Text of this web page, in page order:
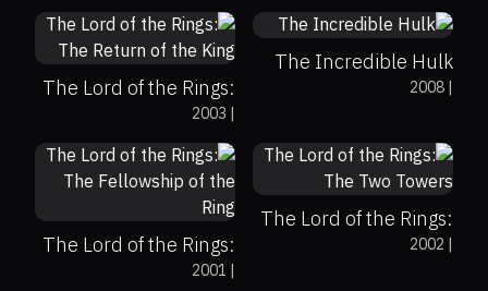
The Incredible Hulk
|
2008
The Lord of the Rings:
The Return of the King|
2003
The Lord of the Rings:
The Two Towers|
2002
8.8
91%
92%
The Lord of the Rings:
The Fellowship of the|
2001